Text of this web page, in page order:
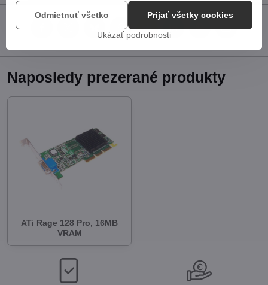
FacebookTwitterBlueskyPinterestRedditLinkedInWhatsApp
E-
Naposledy prezerané produkty
ATi Rage 128 Pro, 16MB
VRAM
Ukázať podrobnosti
Prijať všetky cookies
Odmietnuť všetko